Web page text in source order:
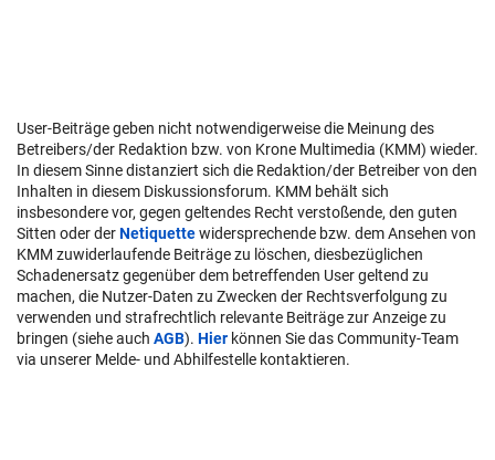
User-Beiträge geben nicht notwendigerweise die Meinung des
Betreibers/der Redaktion bzw. von Krone Multimedia (KMM) wieder.
In diesem Sinne distanziert sich die Redaktion/der Betreiber von den
Inhalten in diesem Diskussionsforum. KMM behält sich
insbesondere vor, gegen geltendes Recht verstoßende, den guten
Sitten oder derNetiquettewidersprechende bzw. dem Ansehen von
KMM zuwiderlaufende Beiträge zu löschen, diesbezüglichen
Schadenersatz gegenüber dem betreffenden User geltend zu
machen, die Nutzer-Daten zu Zwecken der Rechtsverfolgung zu
verwenden und strafrechtlich relevante Beiträge zur Anzeige zu
bringen (siehe auch AGB). Hier können Sie das Community-Team
via unserer Melde- und Abhilfestelle kontaktieren.